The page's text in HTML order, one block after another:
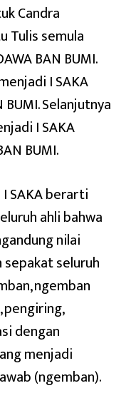
Candra
Tulis semula
BAN BUMI.
I SAKA
BUMI. Selanjutnya
I SAKA
BUMI.
SAKA berarti
ahli bahwa
nilai
sepakat seluruh
ngemban
dengan
menjadi
(ngemban).